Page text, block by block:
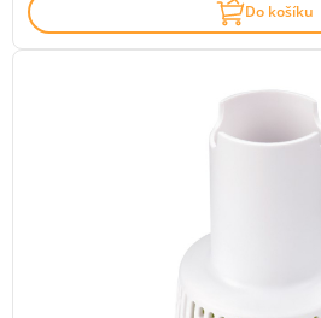
Do košíku